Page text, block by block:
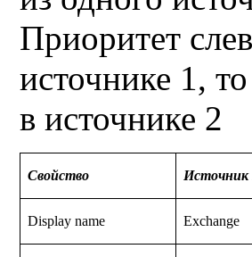
Приоритет
источнике 1,
в источнике 2
Свойство Источник
Display name Exchange